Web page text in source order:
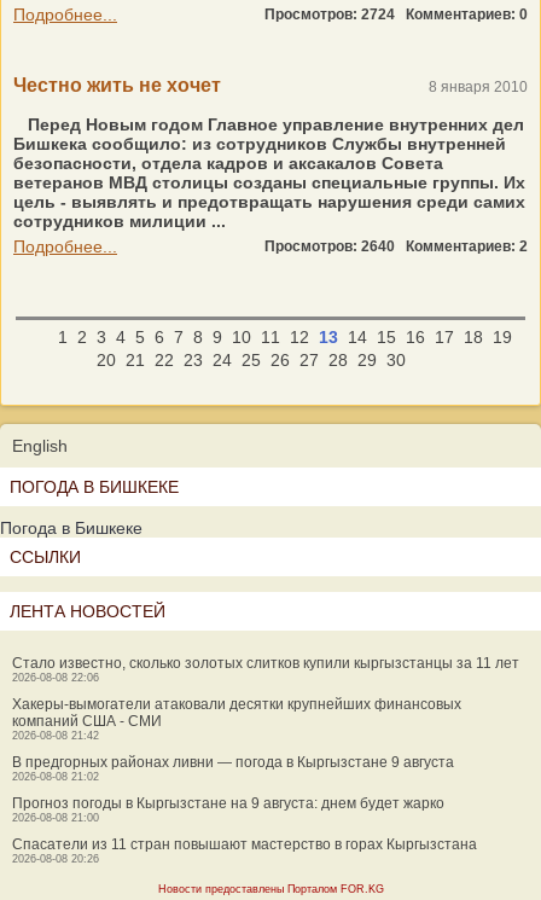
Подробнее...
Просмотров: 2724 Комментариев: 0
Честно жить не хочет 8 января 2010
Перед Новым годом Главное управление внутренних дел
Бишкека сообщило: из сотрудников Службы внутренней
безопасности, отдела кадров и аксакалов Совета
ветеранов МВД столицы созданы специальные группы. Их
цель - выявлять и предотвращать нарушения среди самих
сотрудников милиции ...
Подробнее...
Просмотров: 2640 Комментариев: 2
1 2 3 4 5 6 7 8 9 10 11 12 13 14 15 16 17 18
19
20 21 22 23 24 25 26 27 28 29 30
English
ПОГОДА В БИШКЕКЕ
Погода в Бишкеке
ССЫЛКИ
ЛЕНТА НОВОСТЕЙ
Стало известно, сколько золотых слитков купили кыргызстанцы за 11 лет
2026-08-08 22:06
Хакеры-вымогатели атаковали десятки крупнейших финансовых
компаний США - СМИ
2026-08-08 21:42
В предгорных районах ливни — погода в Кыргызстане 9 августа
2026-08-08 21:02
Прогноз погоды в Кыргызстане на 9 августа: днем будет жарко
2026-08-08 21:00
Спасатели из 11 стран повышают мастерство в горах Кыргызстана
2026-08-08 20:26
Новости предоставлены Порталом FOR.KG